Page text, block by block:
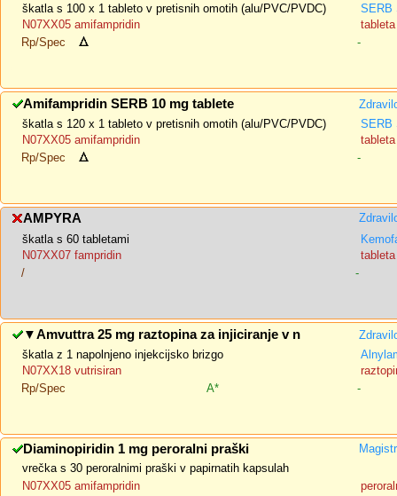
škatla s 100 x 1 tableto v pretisnih omotih (alu/PVC/PVDC)
SERB
N07XX05 amifampridin
tableta
Rp/Spec
-
Amifampridin SERB 10 mg tablete
škatla s 120 x 1 tableto v pretisnih omotih (alu/PVC/PVDC)
SERB
N07XX05 amifampridin
tableta
Rp/Spec
-
AMPYRA
škatla s 60 tabletami
N07XX07 fampridin
/
-
▼Amvuttra 25 mg raztopina za injiciranje v n
škatla z 1 napolnjeno injekcijsko brizgo
N07XX18 vutrisiran
Rp/Spec
A* -
Diaminopiridin 1 mg peroralni praški
vrečka s 30 peroralnimi praški v papirnatih kapsulah
N07XX05 amifampridin